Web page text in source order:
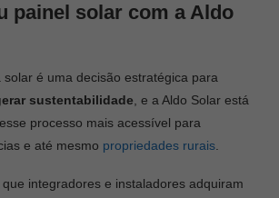
painel solar com a Aldo
é uma decisão estratégica para
sustentabilidade , e a Aldo Solar está
processo mais acessível para
e até mesmo propriedades rurais
integradores e instaladores adquiram